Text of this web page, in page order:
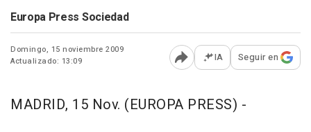
Europa Press Sociedad
Domingo, 15 noviembre 2009
Actualizado: 13:09
Abrir opciones para
IA Seguir en
MADRID, 15 Nov. (EUROPA PRESS) -